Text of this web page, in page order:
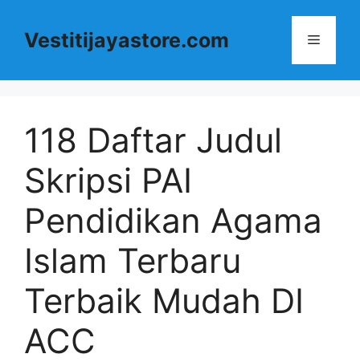
Vestitijayastore.com Menu
118 Daftar Judul
Skripsi PAI
Pendidikan Agama
Islam Terbaru
Terbaik Mudah DI
ACC